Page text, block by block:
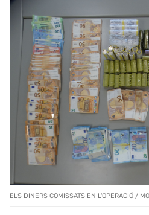
ELS DINERS COMISSATS EN L'OPERACIÓ /